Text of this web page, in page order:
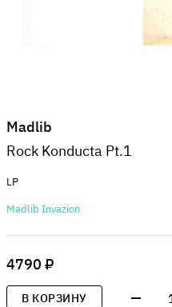
Madlib
Rock Konducta Pt.1
LP
Madlib Invazion
4790 ₽
В КОРЗИНУ